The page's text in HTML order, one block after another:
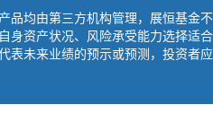
品均由第三方机构管理，展恒基
身资产状况、风险承受能力选择
表未来业绩的预示或预测，投资者